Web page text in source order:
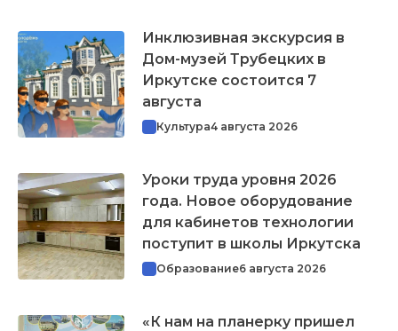
Инклюзивная экскурсия в
Дом-музей Трубецких в
Иркутске состоится 7
августа
Культура4 августа 2026
Уроки труда уровня 2026
года. Новое оборудование
для кабинетов технологии
поступит в школы Иркутска
Образование6 августа 2026
«К нам на планерку пришел